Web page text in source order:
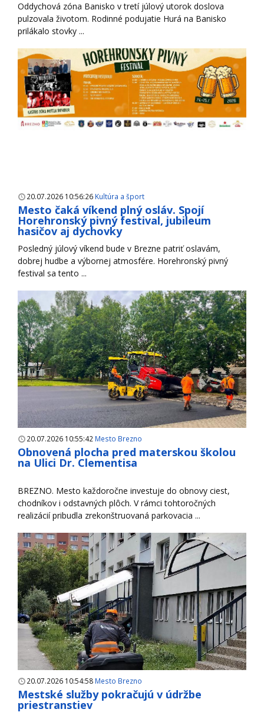
Oddychová zóna Banisko v tretí júlový utorok doslova
pulzovala životom. Rodinné podujatie Hurá na Banisko
prilákalo stovky ...
20.07.2026 10:56:26 Kultúra a šport
Mesto čaká víkend plný osláv. Spojí
Horehronský pivný festival, jubileum
hasičov aj dychovky
Posledný júlový víkend bude v Brezne patriť oslavám,
dobrej hudbe a výbornej atmosfére. Horehronský pivný
festival sa tento ...
20.07.2026 10:55:42 Mesto Brezno
Obnovená plocha pred materskou školou
na Ulici Dr. Clementisa
BREZNO. Mesto každoročne investuje do obnovy ciest,
chodníkov i odstavných plôch. V rámci tohtoročných
realizácií pribudla zrekonštruovaná parkovacia ...
20.07.2026 10:54:58 Mesto Brezno
Mestské služby pokračujú v údržbe
priestranstiev